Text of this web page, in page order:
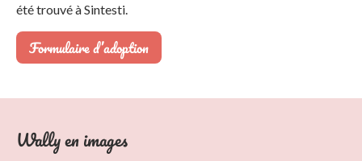
été trouvé à Sintesti.
Formulaire d’adoption
Wally en images